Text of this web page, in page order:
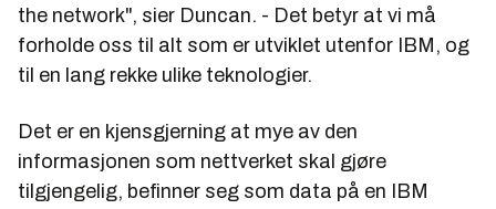
the network", sier Duncan. - Det betyr at vi må
forholde oss til alt som er utviklet utenfor IBM, og
til en lang rekke ulike teknologier.
Det er en kjensgjerning at mye av den
informasjonen som nettverket skal gjøre
tilgjengelig, befinner seg som data på en IBM